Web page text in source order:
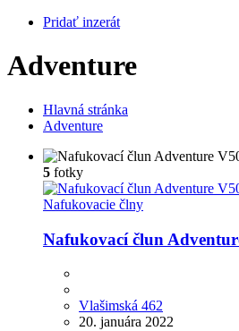
Pridať inzerát
Adventure
Hlavná stránka
Adventure
5 fotky
Nafukovacie člny
Nafukovací člun
Vlašimská 462
20. januára 2022